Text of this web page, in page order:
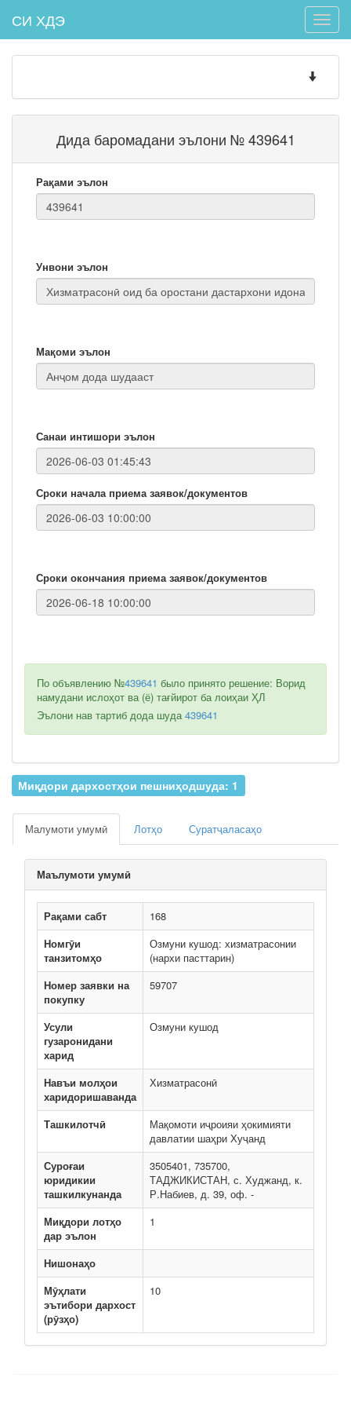
Toggle
СИ ХДЭ
Toggle
Дида баромадани эълони № 439641
Рақами эълон
Унвони эълон
Мақоми эълон
Санаи интишори эълон
Сроки начала приема заявок/документов
Сроки окончания приема заявок/документов
По объявлению №439641 было принято решение: Ворид
намудани ислоҳот ва (ё) тағйирот ба лоиҳаи ҲЛ
Эълони нав тартиб дода шуда439641
Миқдори дархостҳои пешниҳодшуда: 1
Малумоти умумӣ Лотҳо Суратҷаласаҳо
Маълумоти умумӣ
Рақами сабт
168
Номгӯи
танзитомҳо
Озмуни кушод: хизматрасонии
(нархи пасттарин)
Номер заявки на
покупку
59707
Усули
гузаронидани
харид
Озмуни кушод
Навъи молҳои
харидоришаванда
Хизматрасонӣ
Ташкилотчӣ
Мақомоти иҷроияи ҳокимияти
давлатии шаҳри Хуҷанд
Суроғаи
юридикии
ташкилкунанда
3505401, 735700,
ТАДЖИКИСТАН, с. Худжанд, к.
Р.Набиев, д. 39, оф. -
Миқдори лотҳо
дар эълон
1
Нишонаҳо
Мӯҳлати
эътибори дархост
(рӯзҳо)
10